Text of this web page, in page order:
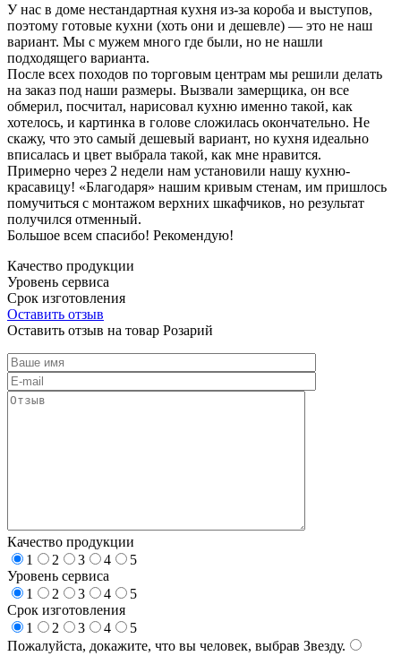
У нас в доме нестандартная кухня из-за короба и выступов,
поэтому готовые кухни (хоть они и дешевле) — это не наш
вариант. Мы с мужем много где были, но не нашли
подходящего варианта.
После всех походов по торговым центрам мы решили делать
на заказ под наши размеры. Вызвали замерщика, он все
обмерил, посчитал, нарисовал кухню именно такой, как
хотелось, и картинка в голове сложилась окончательно. Не
скажу, что это самый дешевый вариант, но кухня идеально
вписалась и цвет выбрала такой, как мне нравится.
Примерно через 2 недели нам установили нашу кухню-
красавицу! «Благодаря» нашим кривым стенам, им пришлось
помучиться с монтажом верхних шкафчиков, но результат
получился отменный.
Большое всем спасибо! Рекомендую!
Качество продукции
Уровень сервиса
Срок изготовления
Оставить отзыв
Оставить отзыв на товар Розарий
Качество продукции
1
2 3 4
5
Уровень сервиса
1
2 3 4
5
Срок изготовления
1
2 3 4
5
Пожалуйста, докажите, что вы человек, выбрав Звезду.